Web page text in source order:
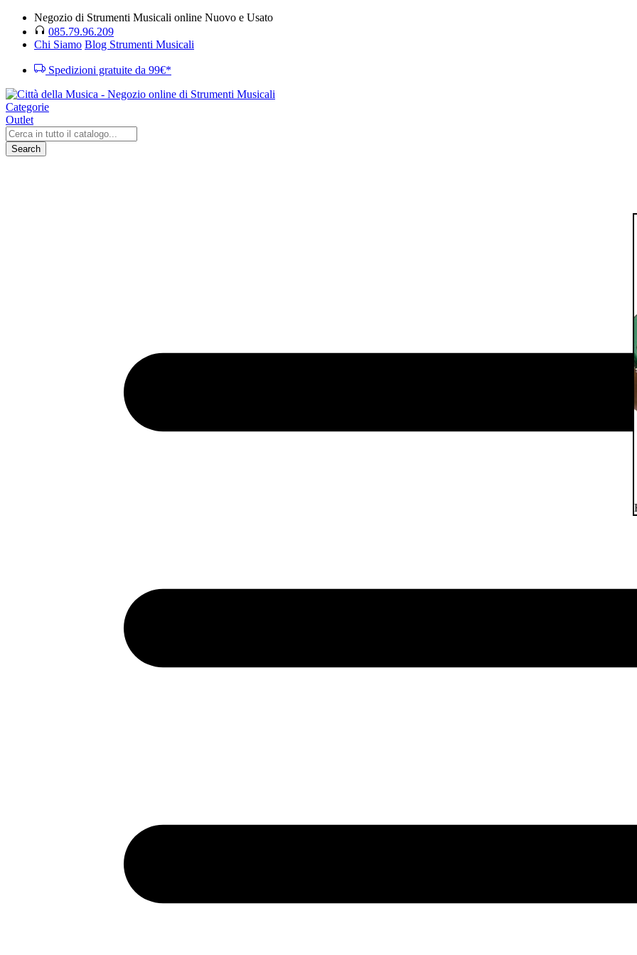
Negozio di Strumenti Musicali online Nuovo e Usato
085.79.96.209
Chi Siamo Blog Strumenti Musicali
Spedizioni gratuite da 99€*
Categorie
Outlet
Search